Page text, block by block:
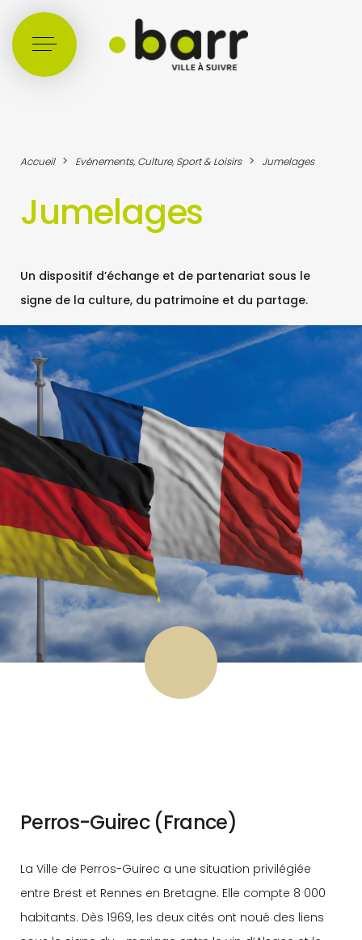
Accueil > Evénements, Culture, Sport & Loisirs > Jumelages
Jumelages
Un dispositif d’échange et de partenariat sous le
signe de la culture, du patrimoine et du partage.
Perros-Guirec (France)
La Ville de Perros-Guirec a une situation privilégiée
entre Brest et Rennes en Bretagne. Elle compte 8 000
habitants. Dès 1969, les deux cités ont noué des liens